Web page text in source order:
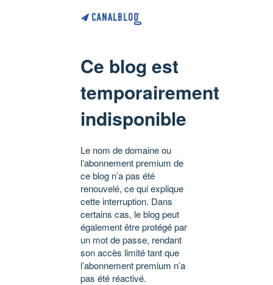
Ce blog est
temporairement
indisponible
Le nom de domaine ou
l’abonnement premium de
ce blog n’a pas été
renouvelé, ce qui explique
cette interruption. Dans
certains cas, le blog peut
également être protégé par
un mot de passe, rendant
son accès limité tant que
l’abonnement premium n’a
pas été réactivé.